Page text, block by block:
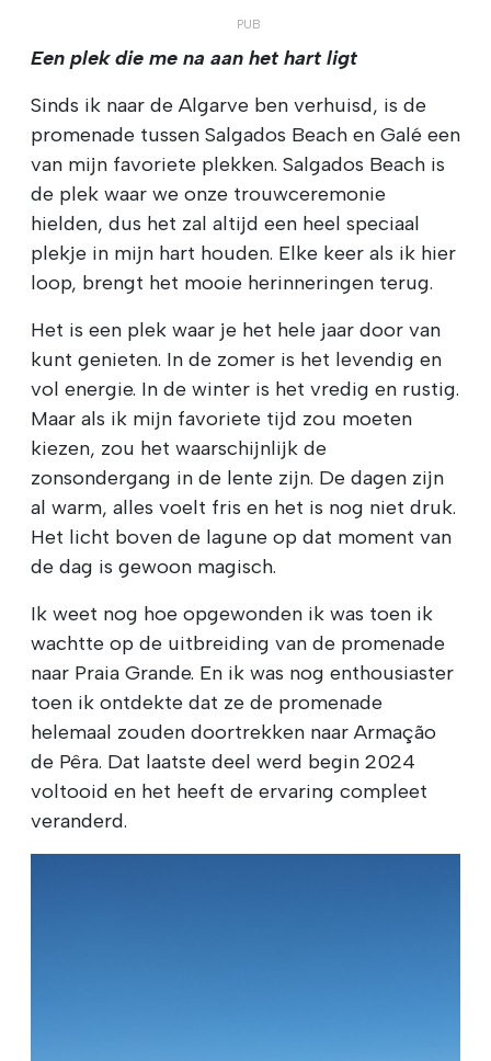
Een plek die me na aan het hart ligt
Sinds ik naar de Algarve ben verhuisd, is de
promenade tussen Salgados Beach en Galé een
van mijn favoriete plekken. Salgados Beach is
de plek waar we onze trouwceremonie
hielden, dus het zal altijd een heel speciaal
plekje in mijn hart houden. Elke keer als ik hier
loop, brengt het mooie herinneringen terug.
Het is een plek waar je het hele jaar door van
kunt genieten. In de zomer is het levendig en
vol energie. In de winter is het vredig en rustig.
Maar als ik mijn favoriete tijd zou moeten
kiezen, zou het waarschijnlijk de
zonsondergang in de lente zijn. De dagen zijn
al warm, alles voelt fris en het is nog niet druk.
Het licht boven de lagune op dat moment van
de dag is gewoon magisch.
Ik weet nog hoe opgewonden ik was toen ik
wachtte op de uitbreiding van de promenade
naar Praia Grande. En ik was nog enthousiaster
toen ik ontdekte dat ze de promenade
helemaal zouden doortrekken naar Armação
de Pêra. Dat laatste deel werd begin 2024
voltooid en het heeft de ervaring compleet
veranderd.